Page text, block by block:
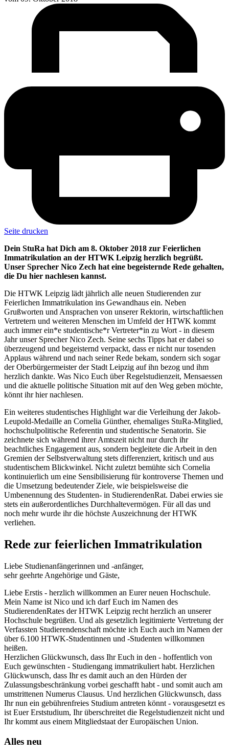
Seite drucken
Dein StuRa hat Dich am 8. Oktober 2018 zur Feierlichen
Immatrikulation an der HTWK Leipzig herzlich begrüßt.
Unser Sprecher Nico Zech hat eine begeisternde Rede gehalten,
die Du hier nachlesen kannst.
Die HTWK Leipzig lädt jährlich alle neuen Studierenden zur
Feierlichen Immatrikulation ins Gewandhaus ein. Neben
Grußworten und Ansprachen von unserer Rektorin, wirtschaftlichen
Vertretern und weiteren Menschen im Umfeld der HTWK kommt
auch immer ein*e studentische*r Vertreter*in zu Wort - in diesem
Jahr unser Sprecher Nico Zech. Seine sechs Tipps hat er dabei so
überzeugend und begeisternd verpackt, dass er nicht nur tosenden
Applaus während und nach seiner Rede bekam, sondern sich sogar
der Oberbürgermeister der Stadt Leipzig auf ihn bezog und ihm
herzlich dankte. Was Nico Euch über Regelstudienzeit, Mensaessen
und die aktuelle politische Situation mit auf den Weg geben möchte,
könnt ihr hier nachlesen.
Ein weiteres studentisches Highlight war die Verleihung der Jakob-
Leupold-Medaille an Cornelia Günther, ehemaliges StuRa-Mitglied,
hochschulpolitische Referentin und studentische Senatorin. Sie
zeichnete sich während ihrer Amtszeit nicht nur durch ihr
beachtliches Engagement aus, sondern begleitete die Arbeit in den
Gremien der Selbstverwaltung stets differenziert, kritisch und aus
studentischem Blickwinkel. Nicht zuletzt bemühte sich Cornelia
kontinuierlich um eine Sensibilisierung für kontroverse Themen und
die Umsetzung bedeutender Ziele, wie beispielsweise die
Umbenennung des Studenten- in StudierendenRat. Dabei erwies sie
stets ein außerordentliches Durchhaltevermögen. Für all das und
noch mehr wurde ihr die höchste Auszeichnung der HTWK
verliehen.
Rede zur feierlichen Immatrikulation
Liebe Studienanfängerinnen und -anfänger,
sehr geehrte Angehörige und Gäste,
Liebe Erstis - herzlich willkommen an Eurer neuen Hochschule.
Mein Name ist Nico und ich darf Euch im Namen des
StudierendenRates der HTWK Leipzig recht herzlich an unserer
Hochschule begrüßen. Und als gesetzlich legitimierte Vertretung der
Verfassten Studierendenschaft möchte ich Euch auch im Namen der
über 6.100 HTWK-Studentinnen und -Studenten willkommen
heißen.
Herzlichen Glückwunsch, dass Ihr Euch in den - hoffentlich von
Euch gewünschten - Studiengang immatrikuliert habt. Herzlichen
Glückwunsch, dass Ihr es damit auch an den Hürden der
Zulassungsbeschränkung vorbei geschafft habt - und somit auch am
umstrittenen Numerus Clausus. Und herzlichen Glückwunsch, dass
Ihr nun ein gebührenfreies Studium antreten könnt - vorausgesetzt es
ist Euer Erststudium, Ihr überschreitet die Regelstudienzeit nicht und
Ihr kommt aus einem Mitgliedstaat der Europäischen Union.
Alles neu